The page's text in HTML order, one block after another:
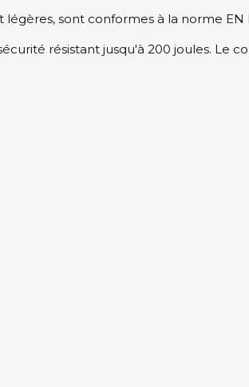
sont conformes à la norme EN
résistant jusqu'à 200 joules. Le